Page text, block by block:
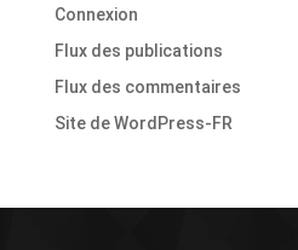
Connexion
Flux des publications
Flux des commentaires
Site de WordPress-FR